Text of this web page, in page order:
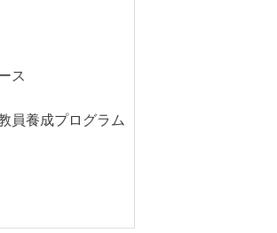
ス
員養成プログラム